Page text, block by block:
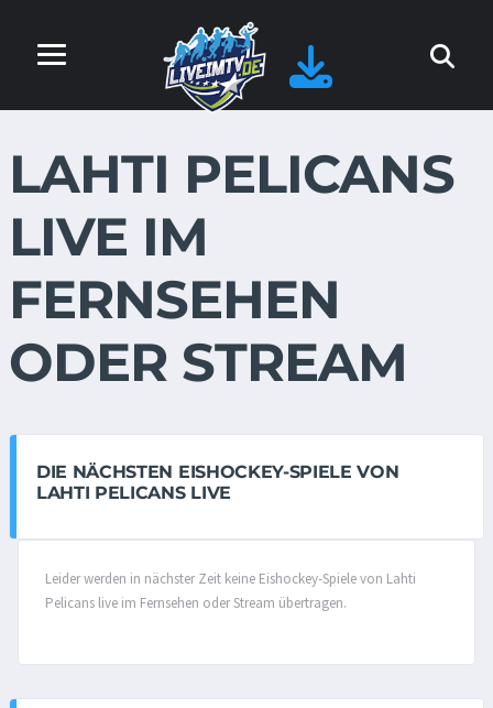
LAHTI PELICANS
LIVE IM
FERNSEHEN
ODER STREAM
DIE NÄCHSTEN EISHOCKEY-SPIELE VON
LAHTI PELICANS LIVE
Leider werden in nächster Zeit keine Eishockey-Spiele von Lahti
Pelicans live im Fernsehen oder Stream übertragen.